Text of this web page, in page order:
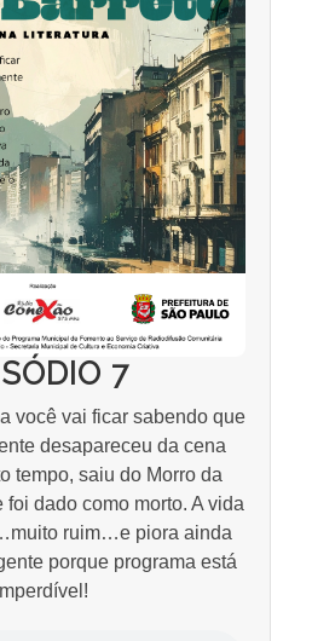
7
você vai ficar sabendo que
desapareceu da cena
tempo, saiu do Morro da
foi dado como morto. A vida
ruim…e piora ainda
porque programa está